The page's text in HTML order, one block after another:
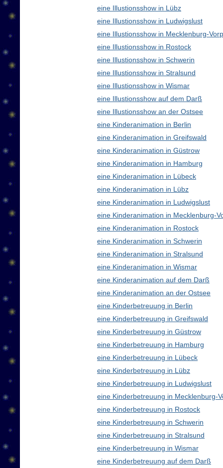
eine Illustionsshow in Lübz
eine Illustionsshow in Ludwigslust
eine Illustionsshow in Mecklenburg-
eine Illustionsshow in Rostock
eine Illustionsshow in Schwerin
eine Illustionsshow in Stralsund
eine Illustionsshow in Wismar
eine Illustionsshow auf dem Darß
eine Illustionsshow an der Ostsee
eine Kinderanimation in Berlin
eine Kinderanimation in Greifswald
eine Kinderanimation in Güstrow
eine Kinderanimation in Hamburg
eine Kinderanimation in Lübeck
eine Kinderanimation in Lübz
eine Kinderanimation in Ludwigslust
eine Kinderanimation in Mecklenburg-
eine Kinderanimation in Rostock
eine Kinderanimation in Schwerin
eine Kinderanimation in Stralsund
eine Kinderanimation in Wismar
eine Kinderanimation auf dem Darß
eine Kinderanimation an der Ostsee
eine Kinderbetreuung in Berlin
eine Kinderbetreuung in Greifswald
eine Kinderbetreuung in Güstrow
eine Kinderbetreuung in Hamburg
eine Kinderbetreuung in Lübeck
eine Kinderbetreuung in Lübz
eine Kinderbetreuung in Ludwigslust
eine Kinderbetreuung in Mecklenburg-
eine Kinderbetreuung in Rostock
eine Kinderbetreuung in Schwerin
eine Kinderbetreuung in Stralsund
eine Kinderbetreuung in Wismar
eine Kinderbetreuung auf dem Darß